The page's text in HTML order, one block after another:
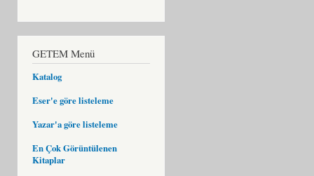
GETEM Menü
Katalog
Eser'e göre listeleme
Yazar'a göre listeleme
En Çok Görüntülenen
Kitaplar